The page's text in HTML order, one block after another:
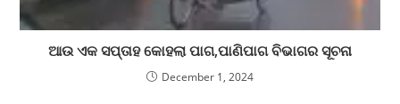
ଆଉ ଏକ ସପ୍ତାହ କୋହଲା ପାଗ,ପାଣିପାଗ ବିଭାଗର ସୂଚନା
December 1, 2024